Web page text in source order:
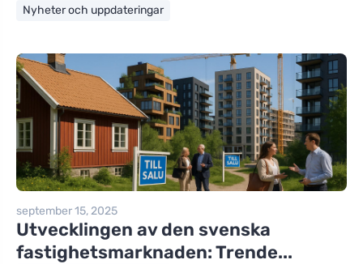
Nyheter och uppdateringar
september 15, 2025
Utvecklingen av den svenska
fastighetsmarknaden: Trende...